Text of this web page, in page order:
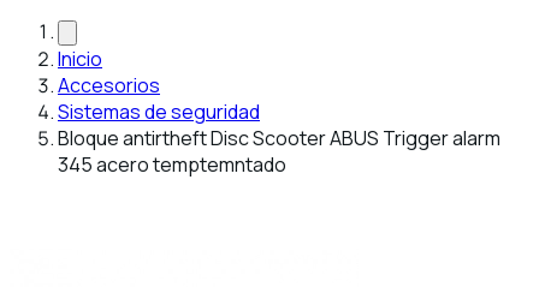
Inicio
Accesorios
Sistemas de seguridad
Bloque antirtheft Disc Scooter ABUS Trigger alarm
345 acero temptemntado